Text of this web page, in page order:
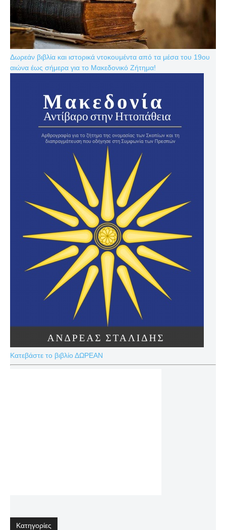
Δωρεάν βιβλία και ιστορικά ντοκουμέντα από τα μέσα του 19ου
αιώνα έως σήμερα για το Μακεδονικό Ζήτημα!
Κατεβάστε το βιβλίο ΔΩΡΕΑΝ
Κατηγορίες